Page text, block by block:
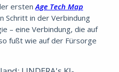
ersten Age Tech Map
Schritt in der Verbindung
– eine Verbindung, die auf
fußt wie auf der Fürsorge